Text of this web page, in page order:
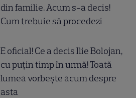
din familie. Acum s-a decis!
Cum trebuie să procedezi
E oficial! Ce a decis Ilie Bolojan,
cu puțin timp în urmă! Toată
lumea vorbește acum despre
asta